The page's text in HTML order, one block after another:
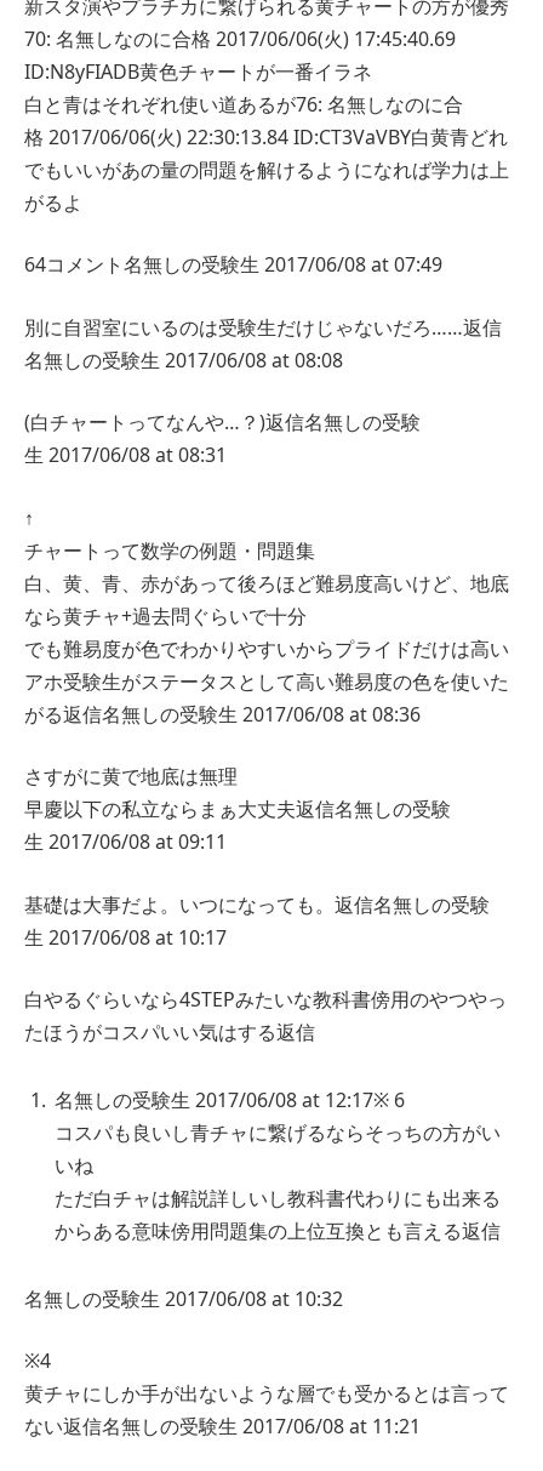
新スタ演やプラチカに繋げられる黄チャートの方が優秀
70: 名無しなのに合格 2017/06/06(火) 17:45:40.69
ID:N8yFIADB黄色チャートが一番イラネ
白と青はそれぞれ使い道あるが76: 名無しなのに合
格 2017/06/06(火) 22:30:13.84 ID:CT3VaVBY白黄青どれ
でもいいがあの量の問題を解けるようになれば学力は上
がるよ
64コメント名無しの受験生 2017/06/08 at 07:49
別に自習室にいるのは受験生だけじゃないだろ……返信
名無しの受験生 2017/06/08 at 08:08
(白チャートってなんや…？)返信名無しの受験
生 2017/06/08 at 08:31
↑
チャートって数学の例題・問題集
白、黄、青、赤があって後ろほど難易度高いけど、地底
なら黄チャ+過去問ぐらいで十分
でも難易度が色でわかりやすいからプライドだけは高い
アホ受験生がステータスとして高い難易度の色を使いた
がる返信名無しの受験生 2017/06/08 at 08:36
さすがに黄で地底は無理
早慶以下の私立ならまぁ大丈夫返信名無しの受験
生 2017/06/08 at 09:11
基礎は大事だよ。いつになっても。 返信名無しの受験
生 2017/06/08 at 10:17
白やるぐらいなら4STEPみたいな教科書傍用のやつやっ
たほうがコスパいい気はする返信
名無しの受験生 2017/06/08 at 12:17※ 6
コスパも良いし青チャに繋げるならそっちの方がい
いね
ただ白チャは解説詳しいし教科書代わりにも出来る
からある意味傍用問題集の上位互換とも言える返信
名無しの受験生 2017/06/08 at 10:32
※4
黄チャにしか手が出ないような層でも受かるとは言って
ない返信名無しの受験生 2017/06/08 at 11:21